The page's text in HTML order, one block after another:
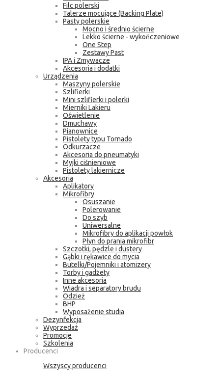
Filc polerski
Talerze mocujące (Backing Plate)
Pasty polerskie
Mocno i średnio ścierne
Lekko ścierne - wykończeniowe
One Step
Zestawy Past
IPA i Zmywacze
Akcesoria i dodatki
Urządzenia
Maszyny polerskie
Szlifierki
Mini szlifierki i polerki
Mierniki Lakieru
Oświetlenie
Dmuchawy
Pianownice
Pistolety typu Tornado
Odkurzacze
Akcesoria do pneumatyki
Myjki ciśnieniowe
Pistolety lakiernicze
Akcesoria
Aplikatory
Mikrofibry
Osuszanie
Polerowanie
Do szyb
Uniwersalne
Mikrofibry do aplikacji powłok
Płyn do prania mikrofibr
Szczotki, pędzle i dustery
Gąbki i rękawice do mycia
Butelki/Pojemniki i atomizery
Torby i gadżety
Inne akcesoria
Wiadra i separatory brudu
Odzież
BHP
Wyposażenie studia
Dezynfekcja
Wyprzedaż
Promocje
Szkolenia
Producenci
Wszyscy producenci